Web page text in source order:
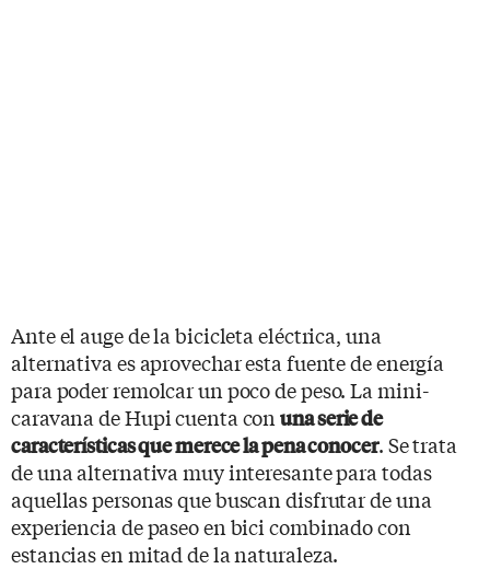
Ante el auge de la bicicleta eléctrica, una
alternativa es aprovechar esta fuente de energía
para poder remolcar un poco de peso. La mini-
caravana de Hupi cuenta conuna serie de
características que merece la pena conocer. Se trata
de una alternativa muy interesante para todas
aquellas personas que buscan disfrutar de una
experiencia de paseo en bici combinado con
estancias en mitad de la naturaleza.